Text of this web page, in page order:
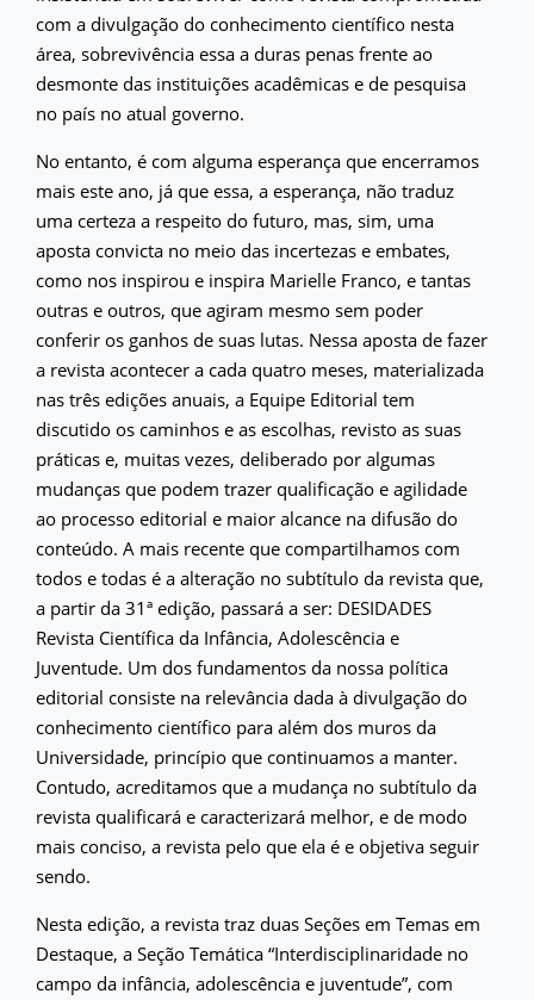
com a divulgação do conhecimento científico nesta
área, sobrevivência essa a duras penas frente ao
desmonte das instituições acadêmicas e de pesquisa
no país no atual governo.
No entanto, é com alguma esperança que encerramos
mais este ano, já que essa, a esperança, não traduz
uma certeza a respeito do futuro, mas, sim, uma
aposta convicta no meio das incertezas e embates,
como nos inspirou e inspira Marielle Franco, e tantas
outras e outros, que agiram mesmo sem poder
conferir os ganhos de suas lutas. Nessa aposta de fazer
a revista acontecer a cada quatro meses, materializada
nas três edições anuais, a Equipe Editorial tem
discutido os caminhos e as escolhas, revisto as suas
práticas e, muitas vezes, deliberado por algumas
mudanças que podem trazer qualificação e agilidade
ao processo editorial e maior alcance na difusão do
conteúdo. A mais recente que compartilhamos com
todos e todas é a alteração no subtítulo da revista que,
a partir da 31ª edição, passará a ser: DESIDADES
Revista Científica da Infância, Adolescência e
Juventude. Um dos fundamentos da nossa política
editorial consiste na relevância dada à divulgação do
conhecimento científico para além dos muros da
Universidade, princípio que continuamos a manter.
Contudo, acreditamos que a mudança no subtítulo da
revista qualificará e caracterizará melhor, e de modo
mais conciso, a revista pelo que ela é e objetiva seguir
sendo.
Nesta edição, a revista traz duas Seções em Temas em
Destaque, a Seção Temática “Interdisciplinaridade no
campo da infância, adolescência e juventude”, com